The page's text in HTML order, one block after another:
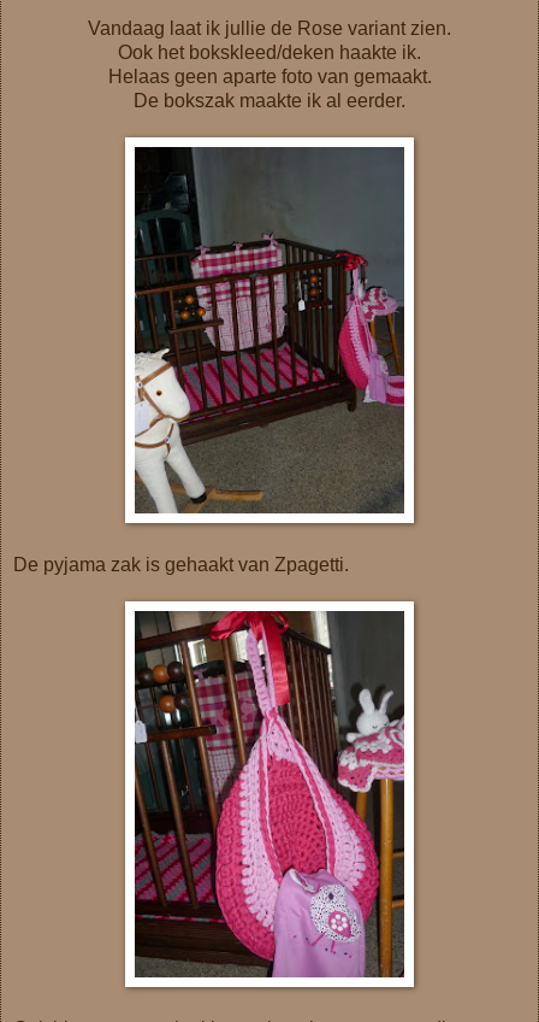
Vandaag laat ik jullie de Rose variant zien.
Ook het bokskleed/deken haakte ik.
Helaas geen aparte foto van gemaakt.
De bokszak maakte ik al eerder.
De pyjama zak is gehaakt van Zpagetti.